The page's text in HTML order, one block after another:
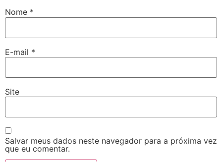
Nome *
E-mail *
Site
Salvar meus dados neste navegador para a próxima vez
que eu comentar.